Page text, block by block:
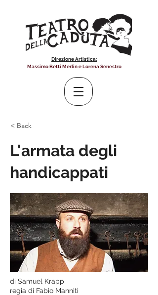
Direzione Artistica:
Massimo Betti Merlin e Lorena Senestro
< Back
L'armata degli
handicappati
di Samuel Krapp
regia di Fabio Manniti